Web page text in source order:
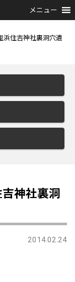
メニュー
浜住吉神社裏洞穴遺
神社裏洞
2014.02.24